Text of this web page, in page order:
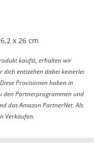
x 26 cm
kaufst, erhalten wir
dich entstehen dabei keinerlei
Provisionen haben in
den Partnerprogrammen und
das Amazon PartnerNet. Als
Verkäufen.